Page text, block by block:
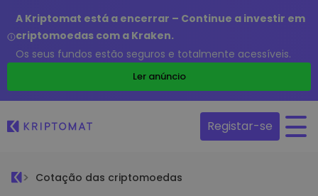
A Kriptomat está a encerrar – Continue a investir em
criptomoedas com a Kraken.
Os seus fundos estão seguros e totalmente acessíveis.
Ler anúncio
Registar-se
Cotação das criptomoedas